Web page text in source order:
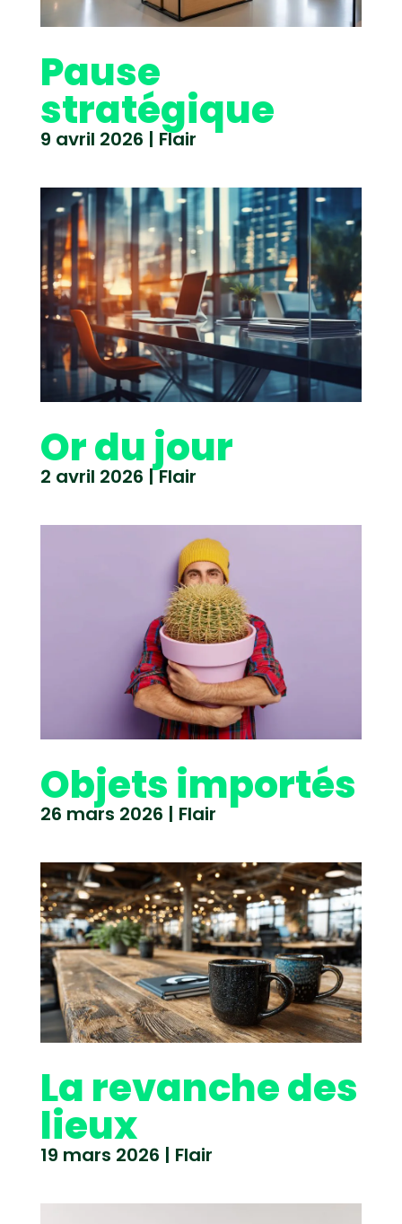
Pause
stratégique
9 avril 2026 | Flair
Or du jour
2 avril 2026 |Flair
Objets importés
26 mars 2026 | Flair
La revanche des
lieux
19 mars 2026 | Flair